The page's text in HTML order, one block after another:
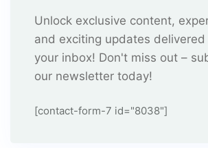
Unlock exclusive content,
and exciting updates
your inbox! Don't miss out –
our newsletter today!
[contact-form-7 id="8038"]